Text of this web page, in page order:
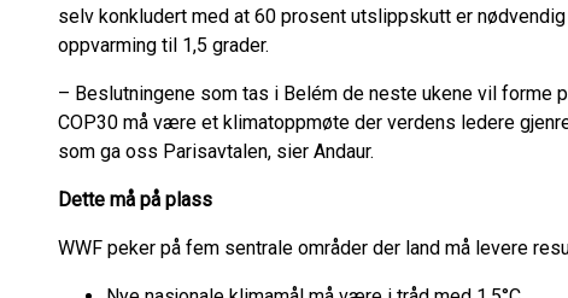
selv konkludert med at 60 prosent utslippskutt er
oppvarming til 1,5 grader.
– Beslutningene som tas i Belém de neste ukene vil forme
COP30 må være et klimatoppmøte der verdens ledere
som ga oss Parisavtalen, sier Andaur.
Dette må på plass
WWF peker på fem sentrale områder der land må levere